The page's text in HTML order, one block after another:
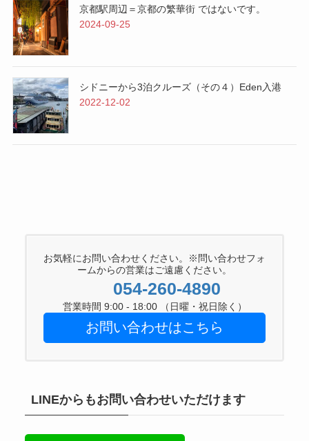
京都駅周辺＝京都の繁華街 ではないです。
2024-09-25
シドニーから3泊クルーズ（その４）Eden入港
2022-12-02
お気軽にお問い合わせください。※問い合わせフォ
ームからの営業はご遠慮ください。
054-260-4890
営業時間 9:00 - 18:00 （日曜・祝日除く）
お問い合わせはこちら
LINEからもお問い合わせいただけます